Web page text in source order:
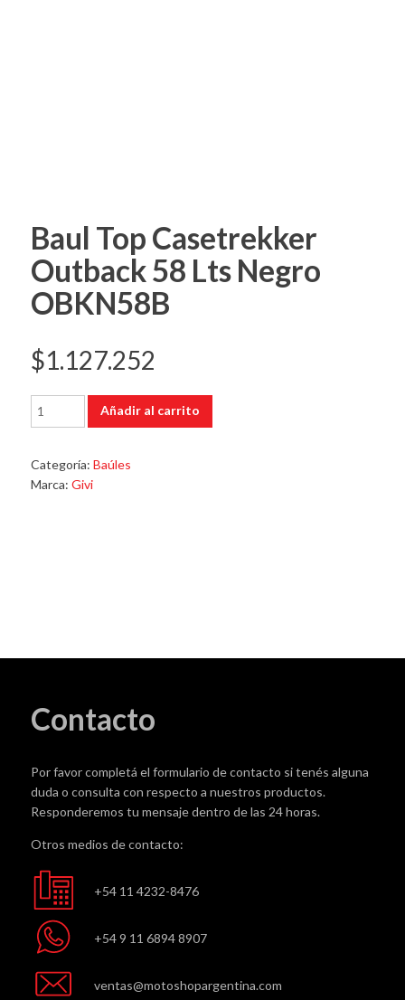
Baul Top Casetrekker
Outback 58 Lts Negro
OBKN58B
$1.127.252
Baul
Top
Outback
58
Añadir al carrito
Categoría: Baúles
Marca: Givi
Contacto
Por favor completá el formulario de contacto si tenés alguna
duda o consulta con respecto a nuestros productos.
Responderemos tu mensaje dentro de las 24 horas.
Otros medios de contacto:
+54 11 4232-8476
+54 9 11 6894 8907
ventas@motoshopargentina.com